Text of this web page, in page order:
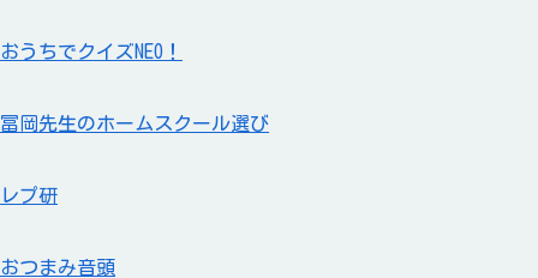
おうちでクイズNEO！
冨岡先生のホームスクール選び
レプ研
おつまみ音頭